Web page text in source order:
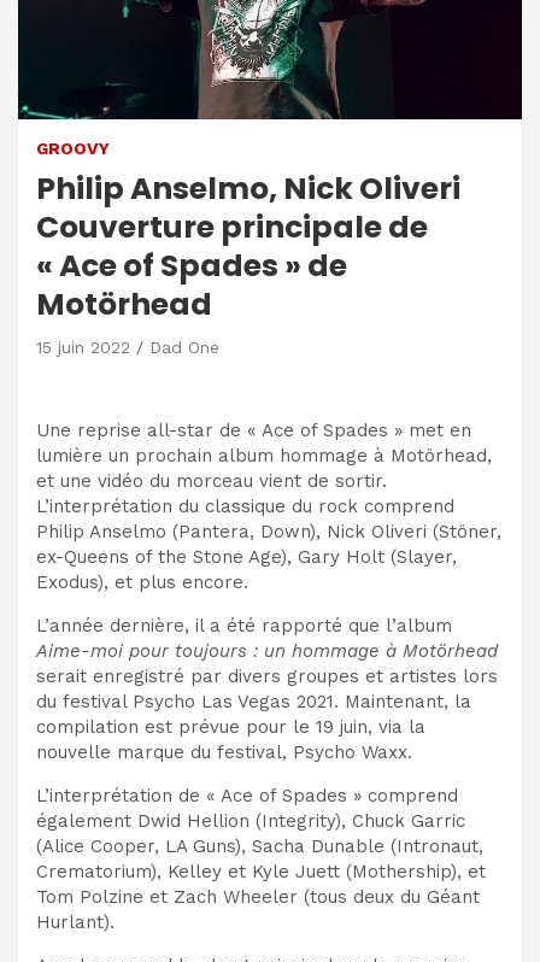
GROOVY
Philip Anselmo, Nick Oliveri
Couverture principale de
« Ace of Spades » de
Motörhead
15 juin 2022 Dad One
Une reprise all-star de « Ace of Spades » met en
lumière un prochain album hommage à Motörhead,
et une vidéo du morceau vient de sortir.
L’interprétation du classique du rock comprend
Philip Anselmo (Pantera, Down), Nick Oliveri (Stöner,
ex-Queens of the Stone Age), Gary Holt (Slayer,
Exodus), et plus encore.
L’année dernière, il a été rapporté que l’album
Aime-moi pour toujours : un hommage à Motörhead
serait enregistré par divers groupes et artistes lors
du festival Psycho Las Vegas 2021. Maintenant, la
compilation est prévue pour le 19 juin, via la
nouvelle marque du festival, Psycho Waxx.
L’interprétation de « Ace of Spades » comprend
également Dwid Hellion (Integrity), Chuck Garric
(Alice Cooper, LA Guns), Sacha Dunable (Intronaut,
Crematorium), Kelley et Kyle Juett (Mothership), et
Tom Polzine et Zach Wheeler (tous deux du Géant
Hurlant).